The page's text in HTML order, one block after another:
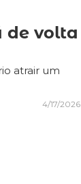
de volta
atrair um
4/17/2026